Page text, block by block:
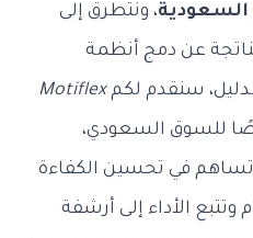
السعودية، ونتطرق إلى
عن دمج أنظمة
سنقدم لكمMotiflex
للسوق السعودي،
في تحسين الكفاءة
الأداء إلى أرشفة